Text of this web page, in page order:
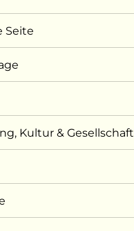
Seite
Kultur & Gesellschaft